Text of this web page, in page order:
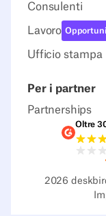
Consulenti
Lavoro
Ufficio stampa
Per i partner
Partnerships
Oltre
2026